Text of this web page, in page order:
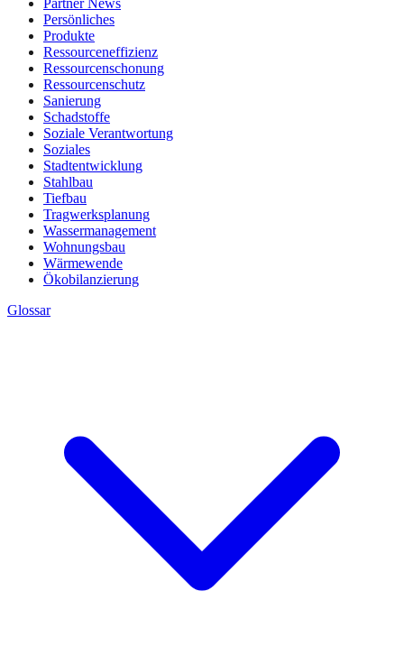
Persönliches
Produkte
Ressourceneffizienz
Ressourcenschonung
Ressourcenschutz
Sanierung
Schadstoffe
Soziale Verantwortung
Soziales
Stadtentwicklung
Stahlbau
Tiefbau
Tragwerksplanung
Wassermanagement
Wohnungsbau
Wärmewende
Ökobilanzierung
Glossar